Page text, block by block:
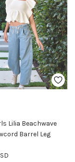
Lilia Beachwave
Barrel Leg